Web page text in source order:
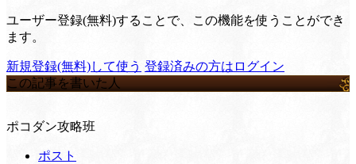
ユーザー登録(無料)することで、この機能を使うことができ
ます。
新規登録(無料)して使う 登録済みの方はログイン
この記事を書いた人
ポコダン攻略班
ポスト